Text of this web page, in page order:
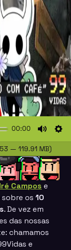
00:00
Mute
— 119.91 MB)
Campos e
os 10
. De vez em
das nossas
chamamos
e